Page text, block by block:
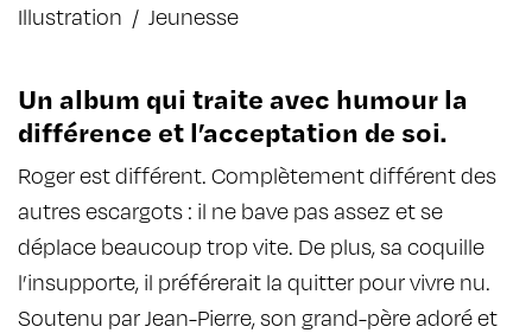
Illustration / Jeunesse
Un album qui traite avec humour la
différence et l’acceptation de soi.
Roger est différent. Complètement différent des
autres escargots : il ne bave pas assez et se
déplace beaucoup trop vite. De plus, sa coquille
l’insupporte, il préférerait la quitter pour vivre nu.
Soutenu par Jean-Pierre, son grand-père adoré et